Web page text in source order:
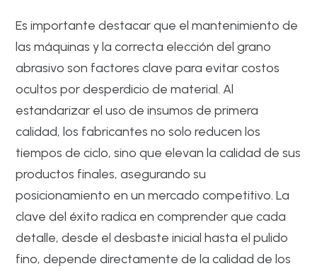
Es importante destacar que el mantenimiento de
las máquinas y la correcta elección del grano
abrasivo son factores clave para evitar costos
ocultos por desperdicio de material. Al
estandarizar el uso de insumos de primera
calidad, los fabricantes no solo reducen los
tiempos de ciclo, sino que elevan la calidad de sus
productos finales, asegurando su
posicionamiento en un mercado competitivo. La
clave del éxito radica en comprender que cada
detalle, desde el desbaste inicial hasta el pulido
fino, depende directamente de la calidad de los